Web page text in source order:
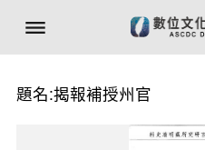
題名:揭報補授州官